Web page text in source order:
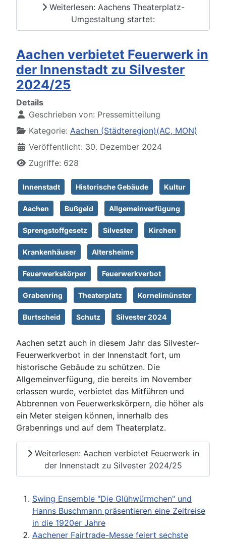
Weiterlesen: Aachens Theaterplatz-
Umgestaltung startet:
Aachen verbietet Feuerwerk in
der Innenstadt zu Silvester
2024/25
Details
Geschrieben von: Pressemitteilung
Kategorie: Aachen (Städteregion)(AC, MON)
Veröffentlicht: 30. Dezember 2024
Zugriffe: 628
Innenstadt Historische Gebäude Kultur
Aachen Bußgeld Allgemeinverfügung
Sprengstoffgesetz Silvester Kirchen
Krankenhäuser Altersheime
Feuerwerkskörper Feuerwerkverbot
Grabenring Theaterplatz Kornelimünster
Burtscheid Schutz Silvester 2024
Aachen setzt auch in diesem Jahr das Silvester-
Feuerwerkverbot in der Innenstadt fort, um
historische Gebäude zu schützen. Die
Allgemeinverfügung, die bereits im November
erlassen wurde, verbietet das Mitführen und
Abbrennen von Feuerwerkskörpern, die höher als
ein Meter steigen können, innerhalb des
Grabenrings und auf dem Theaterplatz.
Weiterlesen: Aachen verbietet Feuerwerk in
der Innenstadt zu Silvester 2024/25
Swing Ensemble "Die Glühwürmchen" und
Hanns Buschmann präsentieren eine Zeitreise
in die 1920er Jahre
Aachener Fairtrade-Messe feiert sechste